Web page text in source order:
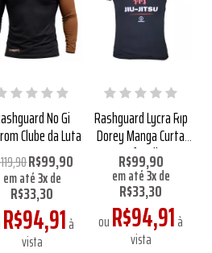
No Gi
Clube da Luta
R$99,90
em até3xde
R$33,30
R$94,91à
vista
Rashguard Lycra Rip
Dorey Manga Curta
Infantil
R$99,90
em até3xde
R$33,30
ouR$94,91à
vista